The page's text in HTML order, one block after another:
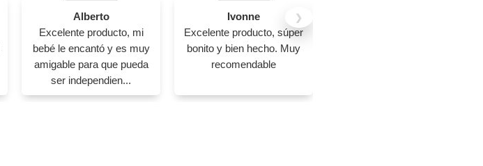
❯
Alberto
Excelente producto, mi
bebé le encantó y es muy
amigable para que pueda
ser independien...
Ivonne
Excelente producto, súper
bonito y bien hecho. Muy
recomendable